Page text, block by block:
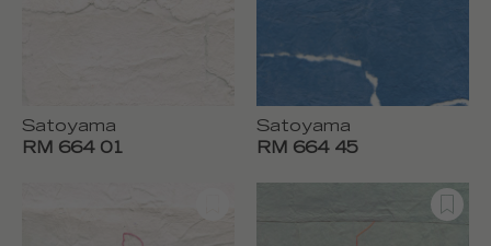
Satoyama
RM 664 01
Satoyama
RM 664 45